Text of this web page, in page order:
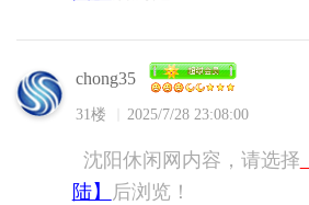
chong35
31楼 2025/7/28 23:08:00
沈阳休闲网内容，请选择
陆】
后浏览！